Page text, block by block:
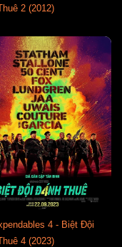
2 (2012)
4 - Biệt Đội
4 (2023)